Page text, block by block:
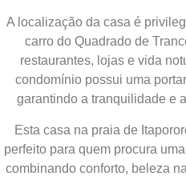
A localização da casa é
carro do Quadrado de
restaurantes, lojas e vida
condomínio possui uma
garantindo a tranquilidade e
Esta casa na praia de
perfeito para quem procura
combinando conforto, beleza